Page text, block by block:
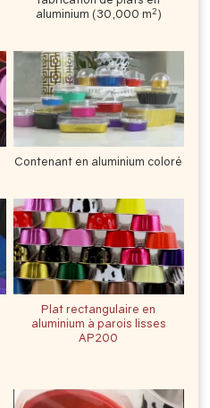
aluminium (30,000 m2)
Contenant en aluminium coloré
Plat rectangulaire en
aluminium à parois lisses
AP200